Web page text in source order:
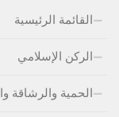
القائمة الرئيسية
الركن الإسلامي
الحمية والرشاقة